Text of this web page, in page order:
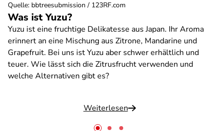
Was ist Yuzu?
Yuzu ist eine fruchtige Delikatesse aus Japan. Ihr Aroma
erinnert an eine Mischung aus Zitrone, Mandarine und
Grapefruit. Bei uns ist Yuzu aber schwer erhältlich und
teuer. Wie lässt sich die Zitrusfrucht verwenden und
welche Alternativen gibt es?
Weiterlesen
Quelle: bbtreesubmission / 123RF.com